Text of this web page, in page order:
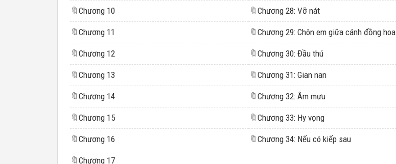
🔖 Chương 10
🔖 Chương 11
🔖 Chương 12
🔖 Chương 13
🔖 Chương 14
🔖 Chương 15
🔖 Chương 16
🔖 Chương 17
🔖 Chương 28: Vỡ nát
🔖 Chương 29: Chôn em giữa cánh đồng hoa
🔖 Chương 30: Đầu thú
🔖 Chương 31: Gian nan
🔖 Chương 32: Âm mưu
🔖 Chương 33: Hy vọng
🔖 Chương 34: Nếu có kiếp sau